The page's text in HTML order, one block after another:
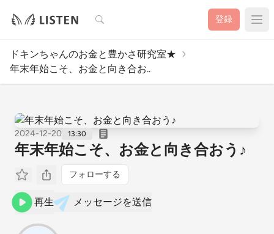
検索 登録
ドキンちゃんのお金と豊かさ研究室★
年末年始こそ、お金と向き合お..
2024-12-20 13:30
年末年始こそ、お金と向き合おう♪
フォローする
再生 メッセージを送信